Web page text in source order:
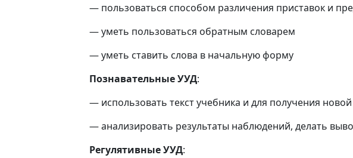
— пользоваться способом различения приставок и
— уметь пользоваться обратным словарем
— уметь ставить слова в начальную форму
Познавательные УУД:
— использовать текст учебника и для получения
— анализировать результаты наблюдений, делать
Регулятивные УУД: